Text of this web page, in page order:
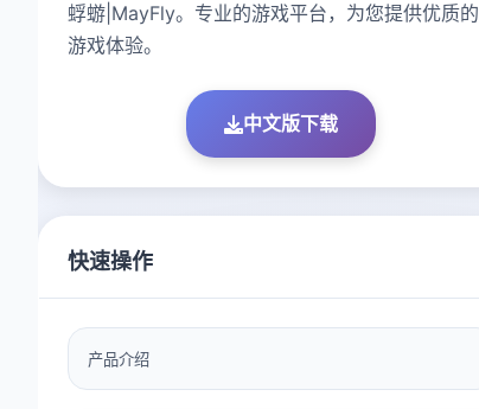
蜉蝣|MayFly。专业的游戏平台，为您提供优质的
游戏体验。
中文版下载
快速操作
产品介绍